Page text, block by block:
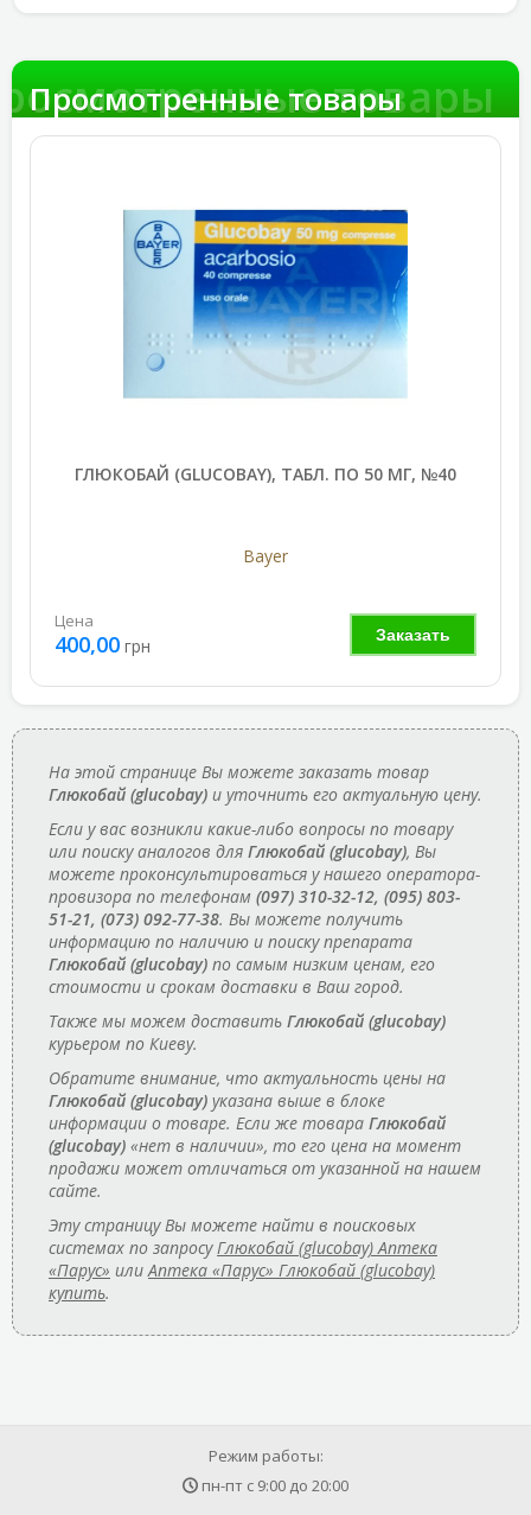
товары
Просмотренные товары
ГЛЮКОБАЙ (GLUCOBAY), ТАБЛ. ПО 50 МГ, №40
Bayer
Заказать
Цена
400,00 грн
На этой странице Вы можете заказать товар
Глюкобай (glucobay) и уточнить его актуальную цену.
Если у вас возникли какие-либо вопросы по товару
или поиску аналогов для Глюкобай (glucobay), Вы
можете проконсультироваться у нашего оператора-
провизора по телефонам (097) 310-32-12, (095) 803-
51-21, (073) 092-77-38. Вы можете получить
информацию по наличию и поиску препарата
Глюкобай (glucobay) по самым низким ценам, его
стоимости и срокам доставки в Ваш город.
Также мы можем доставить Глюкобай (glucobay)
курьером по Киеву.
Обратите внимание, что актуальность цены на
Глюкобай (glucobay) указана выше в блоке
информации о товаре. Если же товара Глюкобай
(glucobay) «нет в наличии», то его цена на момент
продажи может отличаться от указанной на нашем
сайте.
Эту страницу Вы можете найти в поисковых
системах по запросуГлюкобай (glucobay) Аптека
«Парус» илиАптека «Парус» Глюкобай (glucobay)
купить.
Режим работы:
пн-пт с 9:00 до 20:00